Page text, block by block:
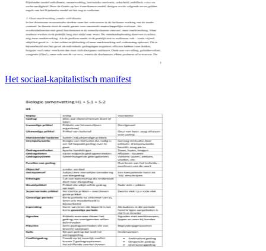
Het sociaal-kapitalistisch manifest